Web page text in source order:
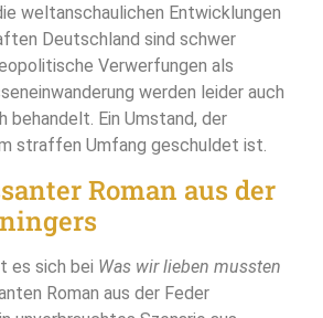
weltanschaulichen Entwicklungen
Deutschland sind schwer
Verwerfungen als
werden leider auch
Ein Umstand, der
straffen Umfang geschuldet ist.
Roman aus der
es sich bei Was wir lieben mussten
Roman aus der Feder